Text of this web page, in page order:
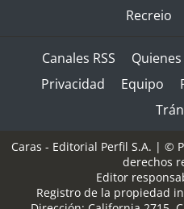
Recreio
Canales RSS
Privacidad
Equipo
Caras - Editorial Perfil S.A. | ©
derechos
Editor
Registro de la propiedad